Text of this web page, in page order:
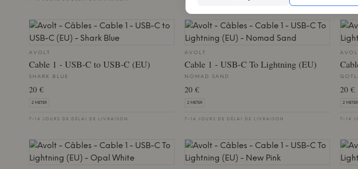
AVOLT
Cable 1 - USB-C to USB-C (EU)
SHARK BLUE
20 €
2 METER
7-14 JOURS DE DÉLAI DE LIVRAISON
AVOLT
Cable 1 - USB-C To Lightning (EU)
NOMAD SAND
20 €
2 METER
7-14 JOURS DE DÉLAI DE LIVRAISON
20 €
2 METER
7-14